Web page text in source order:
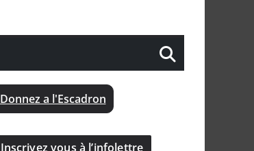
Donnez a l'Escadron
Inscrivez vous à l’infolettre